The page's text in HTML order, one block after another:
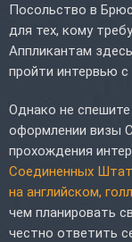
Посольство в
для тех, кому
Аппликантам
пройти интервью
Однако не
оформлении визы
прохождения
Соединенных
на английском,
чем планировать
честно ответить